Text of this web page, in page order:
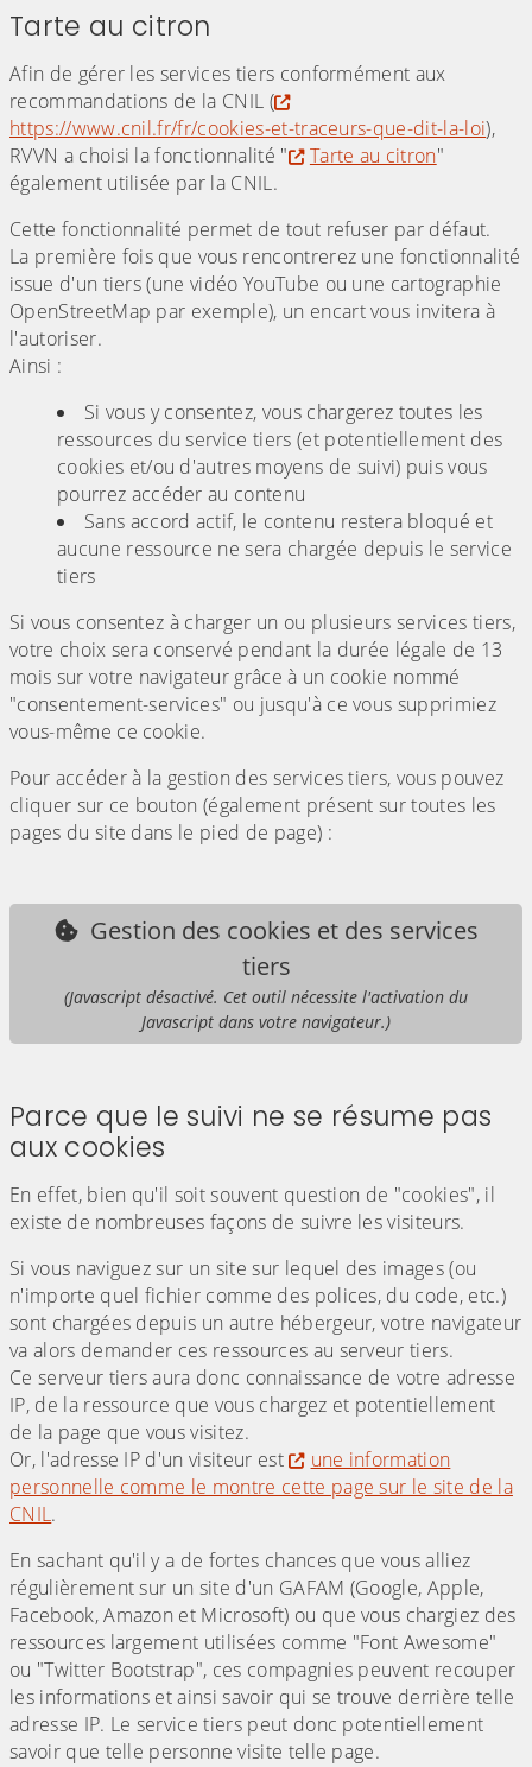
Tarte au citron
Afin de gérer les services tiers conformément aux
recommandations de la CNIL (
https://www.cnil.fr/fr/cookies-et-traceurs-que-dit-la-loi),
RVVN a choisi la fonctionnalité "
Tarte au citron"
également utilisée par la CNIL.
Cette fonctionnalité permet de tout refuser par défaut.
La première fois que vous rencontrerez une fonctionnalité
issue d'un tiers (une vidéo YouTube ou une cartographie
OpenStreetMap par exemple), un encart vous invitera à
l'autoriser.
Ainsi :
Si vous y consentez, vous chargerez toutes les
ressources du service tiers (et potentiellement des
cookies et/ou d'autres moyens de suivi) puis vous
pourrez accéder au contenu
Sans accord actif, le contenu restera bloqué et
aucune ressource ne sera chargée depuis le service
tiers
Si vous consentez à charger un ou plusieurs services tiers,
votre choix sera conservé pendant la durée légale de 13
mois sur votre navigateur grâce à un cookie nommé
"consentement-services" ou jusqu'à ce vous supprimiez
vous-même ce cookie.
Pour accéder à la gestion des services tiers, vous pouvez
cliquer sur ce bouton (également présent sur toutes les
pages du site dans le pied de page) :
Gestion des cookies et des services
tiers
(Javascript désactivé. Cet outil nécessite l'activation du
Javascript dans votre navigateur.)
Parce que le suivi ne se résume pas
aux cookies
En effet, bien qu'il soit souvent question de "cookies", il
existe de nombreuses façons de suivre les visiteurs.
Si vous naviguez sur un site sur lequel des images (ou
n'importe quel fichier comme des polices, du code, etc.)
sont chargées depuis un autre hébergeur, votre navigateur
va alors demander ces ressources au serveur tiers.
Ce serveur tiers aura donc connaissance de votre adresse
IP, de la ressource que vous chargez et potentiellement
de la page que vous visitez.
Or, l'adresse IP d'un visiteur est
une information
personnelle comme le montre cette page sur le site de la
CNIL.
En sachant qu'il y a de fortes chances que vous alliez
régulièrement sur un site d'un GAFAM (Google, Apple,
Facebook, Amazon et Microsoft) ou que vous chargiez des
ressources largement utilisées comme "Font Awesome"
ou "Twitter Bootstrap", ces compagnies peuvent recouper
les informations et ainsi savoir qui se trouve derrière telle
adresse IP. Le service tiers peut donc potentiellement
savoir que telle personne visite telle page.